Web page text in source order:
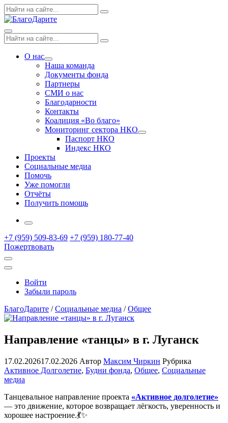
Skip
to
Поиск
по:
Search
Menu
Поиск
по:
Search
О нас
Expand
dropdown
Наша команда
Документы фонда
Партнеры
СМИ о нас
Благодарности
Контакты
Коалиция «Во благо»
Мониторинг сектора НКО
Expand
Паспорт НКО
Индекс НКО
Проекты
Социальные медиа
Помочь
Уже помогли
Отчёты
Получить помощь
More
+7 (959) 509-83-69 +7 (959) 180-77-40
Пожертвовать
Открыть
поиск
Профиль
Войти
Забыли пароль
БлагоДарите /Социальные медиа /Общее
Направление «танцы» в г. Луганск
17.02.202617.02.2026 Автор Максим Чиркин Рубрика
Активное Долголетие, Будни фонда, Общее, Социальные
медиа
Танцевальное направление проекта «Активное долголетие»
— это движение, которое возвращает лёгкость, уверенность и
хорошее настроение.💃✨